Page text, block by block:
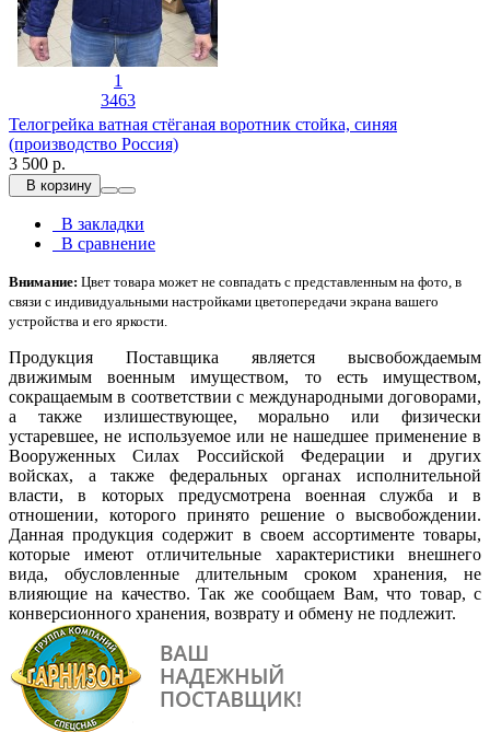
1
3463
Телогрейка ватная стёганая воротник стойка, синяя
(производство Россия)
3 500 р.
В корзину
В закладки
В сравнение
Внимание: Цвет товара может не совпадать с представленным на фото, в
связи с индивидуальными настройками цветопередачи экрана вашего
устройства и его яркости.
Продукция Поставщика является высвобождаемым
движимым военным имуществом, то есть имуществом,
сокращаемым в соответствии с международными договорами,
а также излишествующее, морально или физически
устаревшее, не используемое или не нашедшее применение в
Вооруженных Силах Российской Федерации и других
войсках, а также федеральных органах исполнительной
власти, в которых предусмотрена военная служба и в
отношении, которого принято решение о высвобождении.
Данная продукция содержит в своем ассортименте товары,
которые имеют отличительные характеристики внешнего
вида, обусловленные длительным сроком хранения, не
влияющие на качество. Так же сообщаем Вам, что товар, с
конверсионного хранения, возврату и обмену не подлежит.